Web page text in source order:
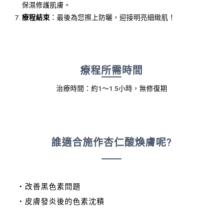
保濕修護肌膚。
療程結束：最後為您擦上防曬，迎接明亮細緻肌！
療程所需時間
治療時間：約1～1.5小時，無修復期
誰適合施作杏仁酸煥膚呢?
・改善黑色素問題
・皮膚發炎後的色素沈積